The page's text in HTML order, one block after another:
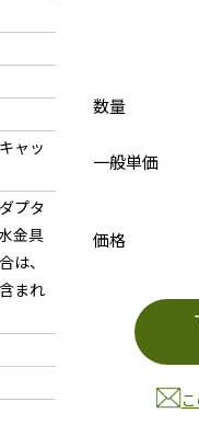
ャッ
プタ
金具
は、
まれ
数量
一般単価
価格